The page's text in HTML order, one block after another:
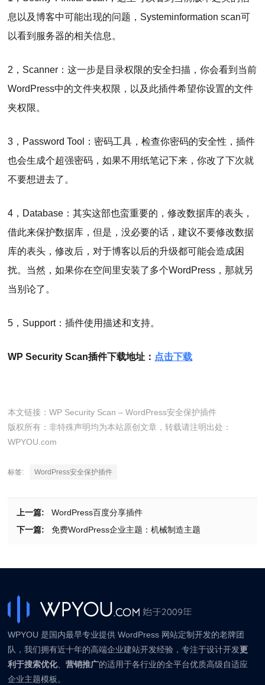
息以及博客中可能出现的问题，Systeminformation scan可
以看到服务器的相关信息。
2，Scanner：这一步是目录权限的安全扫描，你会看到当前
WordPress中的文件夹权限，以及此插件希望你设置的文件
夹权限。
3，Password Tool：密码工具，检查你密码的安全性，插件
也会生成个超强密码，如果不用纸笔记下来，你改了下次就
不要想进去了。
4，Database：其实这部也蛮重要的，修改数据库的表头，
借此来保护数据库，但是，没必要的话，建议不要修改数据
库的表头，修改后，对于博客以后的升级都可能会造成困
扰。当然，如果你在空间里安装了多个WordPress，那就另
当别论了。
5，Support：插件使用描述和支持。
WP Security Scan插件下载地址： 点击下载
本文链接：WP Security Scan – WordPress安全保护插件
版权所有：非特殊声明均为本站原创文章，转载请注明出处：
WPYOU.com
标签: WordPress安全保护插件
上一篇:
WordPress百度分享插件
下一篇:
免费WordPress企业主题：机械制造主题
WPYOU 是国内最早专业提供 WordPress 网站定制开发的老牌团
队，我们拥有近十年的高端企业建站开发经验，专注于设计开发更
利于搜索优化、营销推广的适用于各行业的全平台优质高级自适应
企业主题模板。